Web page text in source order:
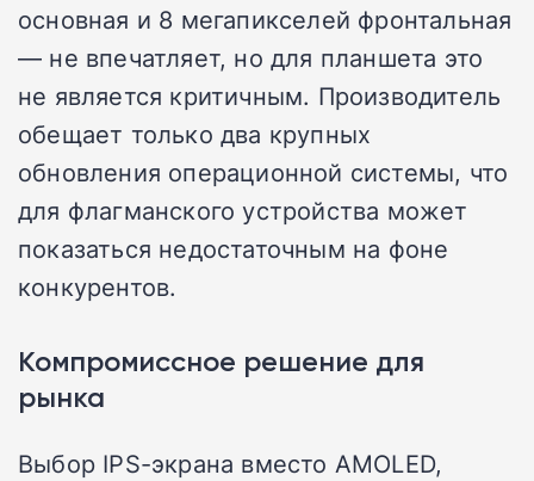
основная и 8 мегапикселей фронтальная
— не впечатляет, но для планшета это
не является критичным. Производитель
обещает только два крупных
обновления операционной системы, что
для флагманского устройства может
показаться недостаточным на фоне
конкурентов.
Компромиссное решение для
рынка
Выбор IPS-экрана вместо AMOLED,